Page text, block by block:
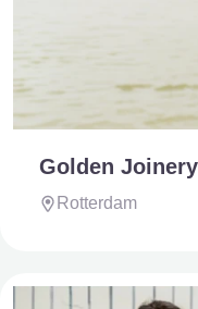
Golden
Rotterdam